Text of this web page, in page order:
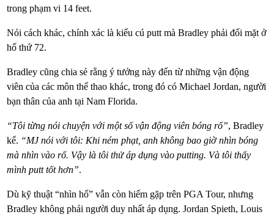
trong phạm vi 14 feet.
Nói cách khác, chính xác là kiểu cú putt mà Bradley phải đối mặt ở
hố thứ 72.
Bradley cũng chia sẻ rằng ý tưởng này đến từ những vận động
viên của các môn thể thao khác, trong đó có Michael Jordan, người
bạn thân của anh tại Nam Florida.
“Tôi từng nói chuyện với một số vận động viên bóng rổ”, Bradley
kể. “MJ nói với tôi: Khi ném phạt, anh không bao giờ nhìn bóng
mà nhìn vào rổ. Vậy là tôi thử áp dụng vào putting. Và tôi thấy
mình putt tốt hơn”.
Dù kỹ thuật “nhìn hố” vẫn còn hiếm gặp trên PGA Tour, nhưng
Bradley không phải người duy nhất áp dụng. Jordan Spieth, Louis